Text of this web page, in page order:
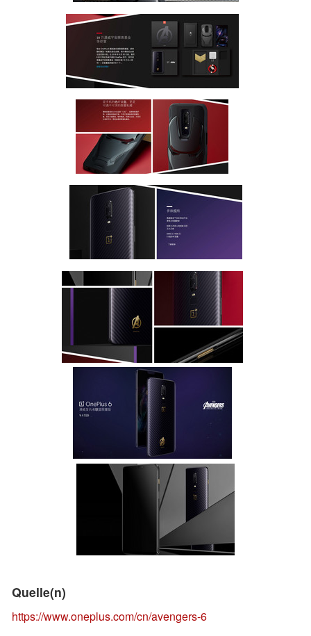
Quelle(n)
https://www.oneplus.com/cn/avengers-6